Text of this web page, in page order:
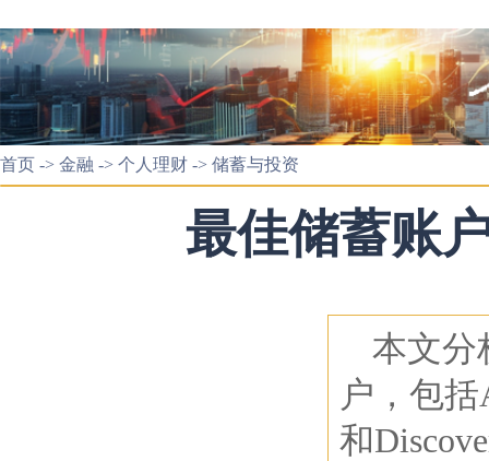
首页 -> 金融 -> 个人理财 -> 储蓄与投资
最佳储蓄账
本文分
户，包括
和